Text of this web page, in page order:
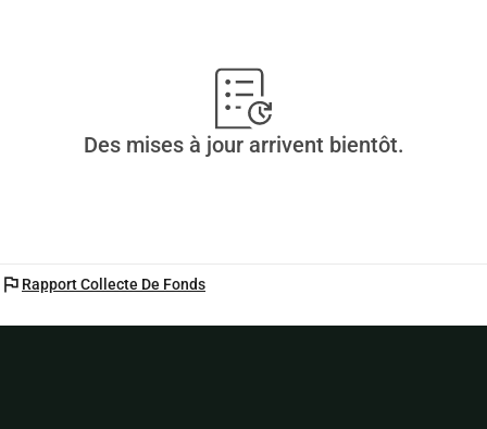
Des mises à jour arrivent bientôt.
flag Rapport Collecte De Fonds